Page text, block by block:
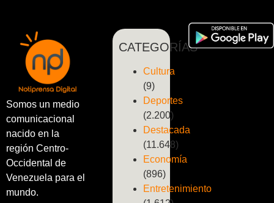
Somos un medio
comunicacional
nacido en la
región Centro-
Occidental de
Venezuela para el
mundo.
CATEGORÍAS
Cultura
(9)
Deportes
(2.200)
Destacada
(11.648)
Economía
(896)
Entretenimiento